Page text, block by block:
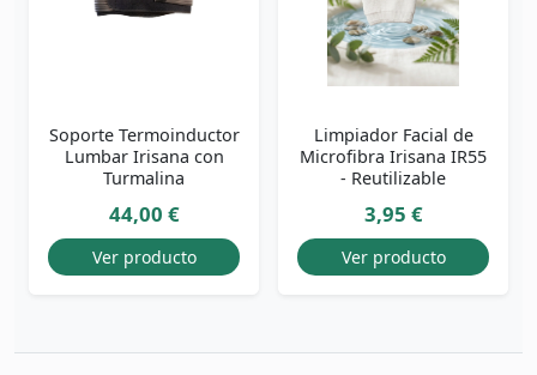
Soporte Termoinductor
Lumbar Irisana con
Turmalina
44,00 €
Ver producto
Limpiador Facial de
Microfibra Irisana IR55
- Reutilizable
3,95 €
Ver producto